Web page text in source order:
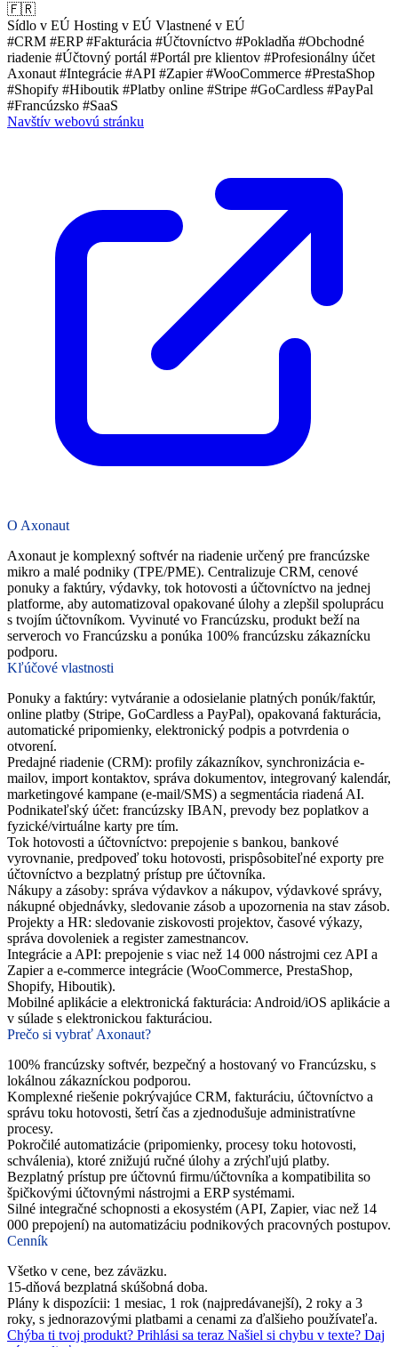
🇫🇷
Sídlo v EÚ Hosting v EÚ Vlastnené v EÚ
#CRM #ERP#Fakturácia #Účtovníctvo #Pokladňa #Obchodné
riadenie #Účtovný portál #Portál pre klientov #Profesionálny účet
Axonaut #Integrácie #API #Zapier#WooCommerce #PrestaShop
#Shopify #Hiboutik #Platby online #Stripe #GoCardless #PayPal
#Francúzsko #SaaS
Navštív webovú stránku
O Axonaut
Axonaut je komplexný softvér na riadenie určený pre francúzske
mikro a malé podniky (TPE/PME). Centralizuje CRM, cenové
ponuky a faktúry, výdavky, tok hotovosti a účtovníctvo na jednej
platforme, aby automatizoval opakované úlohy a zlepšil spoluprácu
s tvojím účtovníkom. Vyvinuté vo Francúzsku, produkt beží na
serveroch vo Francúzsku a ponúka 100% francúzsku zákaznícku
podporu.
Kľúčové vlastnosti
Ponuky a faktúry: vytváranie a odosielanie platných ponúk/faktúr,
online platby (Stripe, GoCardless a PayPal), opakovaná fakturácia,
automatické pripomienky, elektronický podpis a potvrdenia o
otvorení.
Predajné riadenie (CRM): profily zákazníkov, synchronizácia e-
mailov, import kontaktov, správa dokumentov, integrovaný kalendár,
marketingové kampane (e-mail/SMS) a segmentácia riadená AI.
Podnikateľský účet: francúzsky IBAN, prevody bez poplatkov a
fyzické/virtuálne karty pre tím.
Tok hotovosti a účtovníctvo: prepojenie s bankou, bankové
vyrovnanie, predpoveď toku hotovosti, prispôsobiteľné exporty pre
účtovníctvo a bezplatný prístup pre účtovníka.
Nákupy a zásoby: správa výdavkov a nákupov, výdavkové správy,
nákupné objednávky, sledovanie zásob a upozornenia na stav zásob.
Projekty a HR: sledovanie ziskovosti projektov, časové výkazy,
správa dovoleniek a register zamestnancov.
Integrácie a API: prepojenie s viac než 14 000 nástrojmi cez API a
Zapier a e-commerce integrácie (WooCommerce, PrestaShop,
Shopify, Hiboutik).
Mobilné aplikácie a elektronická fakturácia: Android/iOS aplikácie a
v súlade s elektronickou fakturáciou.
Prečo si vybrať Axonaut?
100% francúzsky softvér, bezpečný a hostovaný vo Francúzsku, s
lokálnou zákazníckou podporou.
Komplexné riešenie pokrývajúce CRM, fakturáciu, účtovníctvo a
správu toku hotovosti, šetrí čas a zjednodušuje administratívne
procesy.
Pokročilé automatizácie (pripomienky, procesy toku hotovosti,
schválenia), ktoré znižujú ručné úlohy a zrýchľujú platby.
Bezplatný prístup pre účtovnú firmu/účtovníka a kompatibilita so
špičkovými účtovnými nástrojmi a ERP systémami.
Silné integračné schopnosti a ekosystém (API, Zapier, viac než 14
000 prepojení) na automatizáciu podnikových pracovných postupov.
Cenník
Všetko v cene, bez záväzku.
15-dňová bezplatná skúšobná doba.
Plány k dispozícii: 1 mesiac, 1 rok (najpredávanejší), 2 roky a 3
roky, s jednorazovými platbami a cenami za ďalšieho používateľa.
Chýba ti tvoj produkt? Prihlási sa teraz Našiel si chybu v texte? Daj